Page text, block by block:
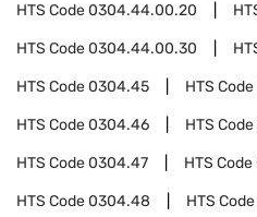
HTS Code0304.44.00.20
HTS Code0304.44.00.30
HTS Code0304.45 HTS Code
HTS Code0304.46 HTS Code
HTS Code0304.47 HTS Code
HTS Code0304.48 HTS Code